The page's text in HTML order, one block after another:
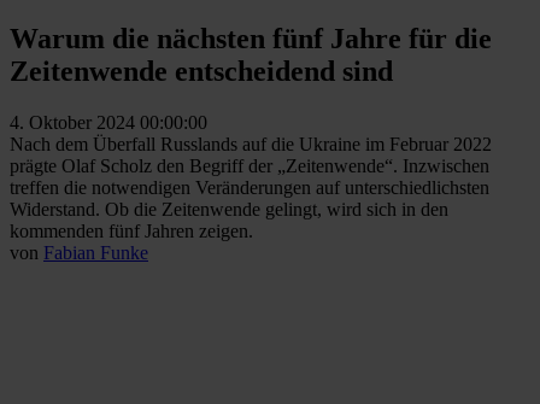
Warum die nächsten fünf Jahre für die
Zeitenwende entscheidend sind
4. Oktober 2024 00:00:00
Nach dem Überfall Russlands auf die Ukraine im Februar 2022
prägte Olaf Scholz den Begriff der „Zeitenwende“. Inzwischen
treffen die notwendigen Veränderungen auf unterschiedlichsten
Widerstand. Ob die Zeitenwende gelingt, wird sich in den
kommenden fünf Jahren zeigen.
von Fabian Funke